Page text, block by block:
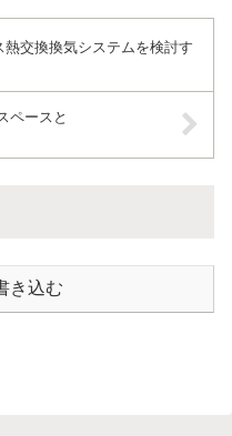
熱交換換気システムを検討す
ペースと
き込む